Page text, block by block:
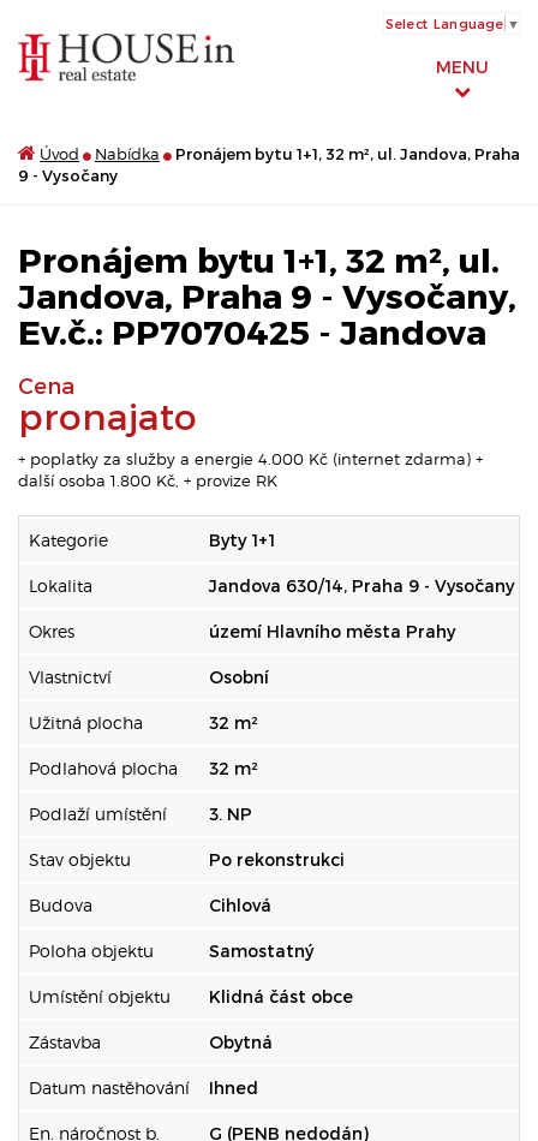
MENU
Select Language ▼
Úvod Nabídka
Pronájem bytu 1+1, 32 m², ul. Jandova, Praha
9 - Vysočany
Pronájem bytu 1+1, 32 m², ul.
Jandova, Praha 9 - Vysočany,
Ev.č.: PP7070425 - Jandova
Cena
pronajato
+ poplatky za služby a energie 4.000 Kč (internet zdarma) +
další osoba 1.800 Kč, + provize RK
Kategorie Byty 1+1
Lokalita Jandova 630/14, Praha 9 - Vysočany
Okres území Hlavního města Prahy
Vlastnictví Osobní
Užitná plocha 32 m²
Podlahová plocha 32 m²
Podlaží umístění 3. NP
Stav objektu Po rekonstrukci
Budova Cihlová
Poloha objektu Samostatný
Umístění objektu Klidná část obce
Zástavba Obytná
Datum nastěhování Ihned
En. náročnost b. G (PENB nedodán)